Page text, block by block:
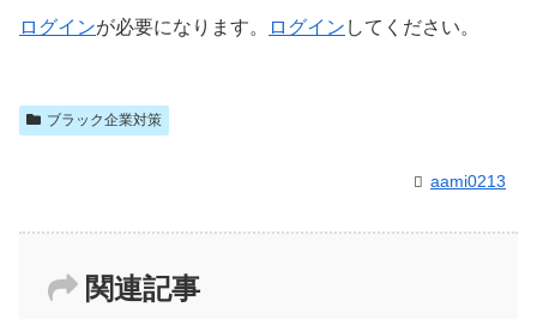
ログインが必要になります。 ログイン してください。
ブラック企業対策
aami0213
関連記事